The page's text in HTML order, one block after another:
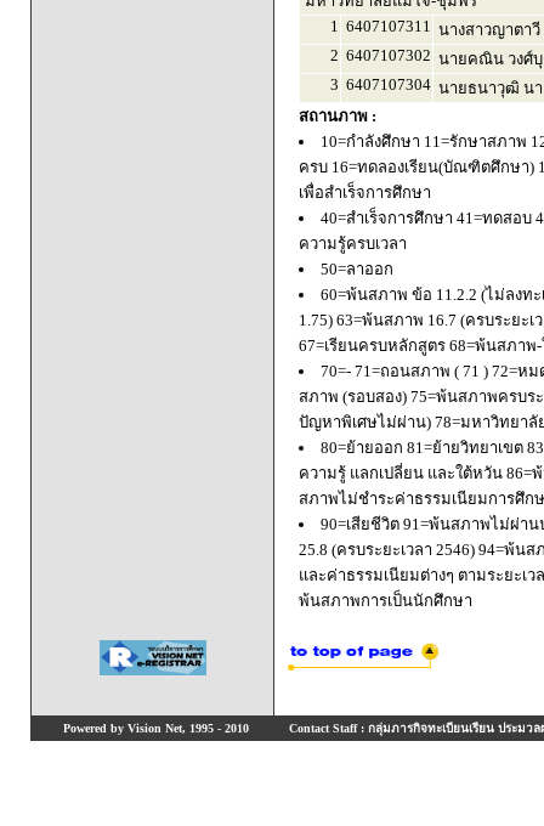
1 6407107311 นางสาวญาตา
2 6407107302 นายคณิน วงศ์
3 6407107304 นายธนาวุฒิ น
สถานภาพ :
10=กำลังศึกษา 11=รักษาสภาพ
ครบ 16=ทดลองเรียน(บัณฑิตศึกษา)
เพื่อสำเร็จการศึกษา
40=สำเร็จการศึกษา 41=ทดสอบ
ความรู้ครบเวลา
50=ลาออก
60=พ้นสภาพ ข้อ 11.2.2 (ไม่ลงท
1.75) 63=พ้นสภาพ 16.7 (ครบระยะ
67=เรียนครบหลักสูตร 68=พ้นสภา
70=- 71=ถอนสภาพ ( 71 ) 72=
สภาพ (รอบสอง) 75=พ้นสภาพครบ
ปัญหาพิเศษไม่ผ่าน) 78=มหาวิทยา
80=ย้ายออก 81=ย้ายวิทยาเขต
ความรู้ แลกเปลี่ยน และใต้หวัน
สภาพไม่ชำระค่าธรรมเนียมการศึก
90=เสียชีวิต 91=พ้นสภาพไม่ผ่า
25.8 (ครบระยะเวลา 2546) 94=พ้
และค่าธรรมเนียมต่างๆ ตามระยะเ
พ้นสภาพการเป็นนักศึกษา
Powered by Vision Net, 1995 - 2010 Contact Staff : กลุ่มภารกิจทะเบียนเรียน ประมวล